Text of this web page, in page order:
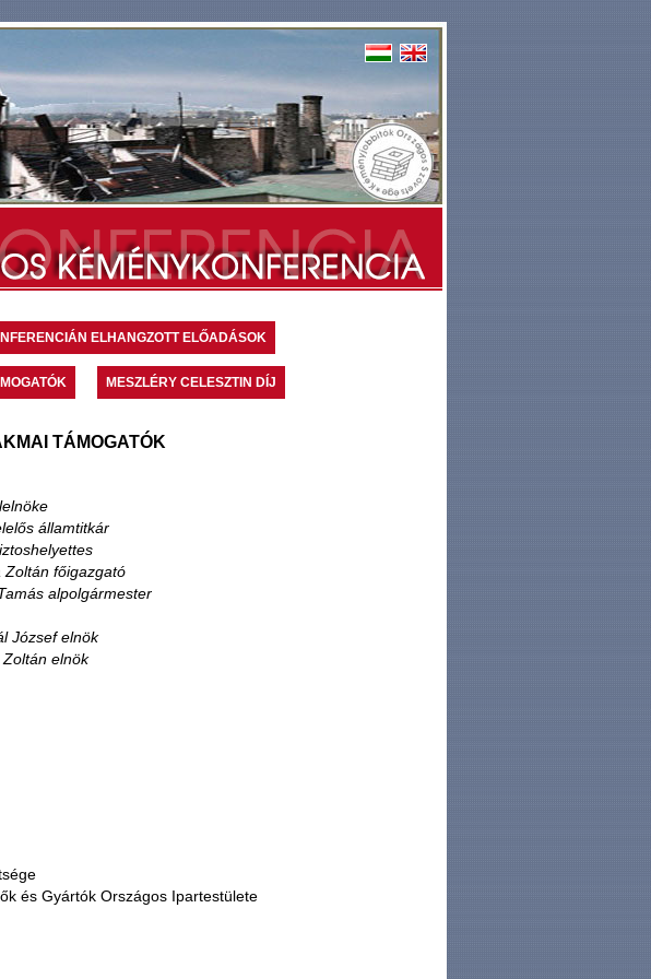
ELHANGZOTT ELŐADÁSOK
MESZLÉRY CELESZTIN DÍJ
TÁMOGATÓK
államtitkár
Zoltán főigazgató
alpolgármester
József elnök
elnök
és Gyártók Országos Ipartestülete